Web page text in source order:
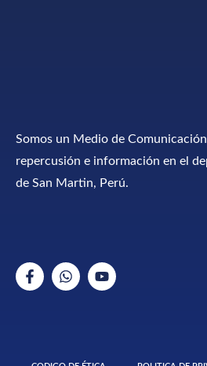
Somos un Medio de
repercusión e información en el
de San Martin, Perú.